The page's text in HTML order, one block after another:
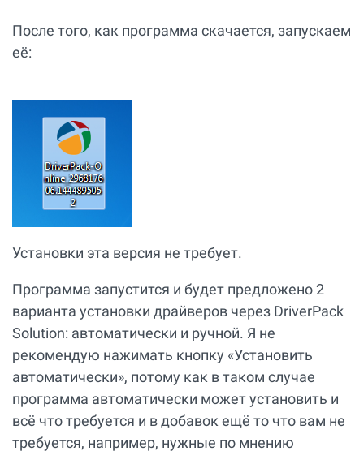
После того, как программа скачается, запускаем
её:
Установки эта версия не требует.
Программа запустится и будет предложено 2
варианта установки драйверов через DriverPack
Solution: автоматически и ручной. Я не
рекомендую нажимать кнопку «Установить
автоматически», потому как в таком случае
программа автоматически может установить и
всё что требуется и в добавок ещё то что вам не
требуется, например, нужные по мнению